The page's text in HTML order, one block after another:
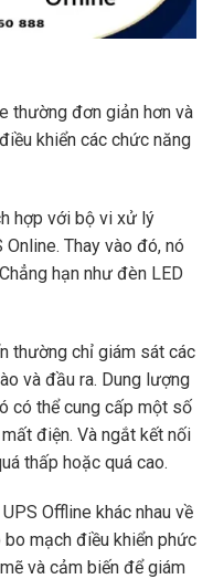
thường đơn giản hơn và
khiển các chức năng
hợp với bộ vi xử lý
Thay vào đó, nó
hạn như đèn LED
thường chỉ giám sát các
và đầu ra. Dung lượng
có thể cung cấp một số
điện. Và ngắt kết nối
thấp hoặc quá cao.
Offline khác nhau về
bo mạch điều khiển phức
và cảm biến để giám